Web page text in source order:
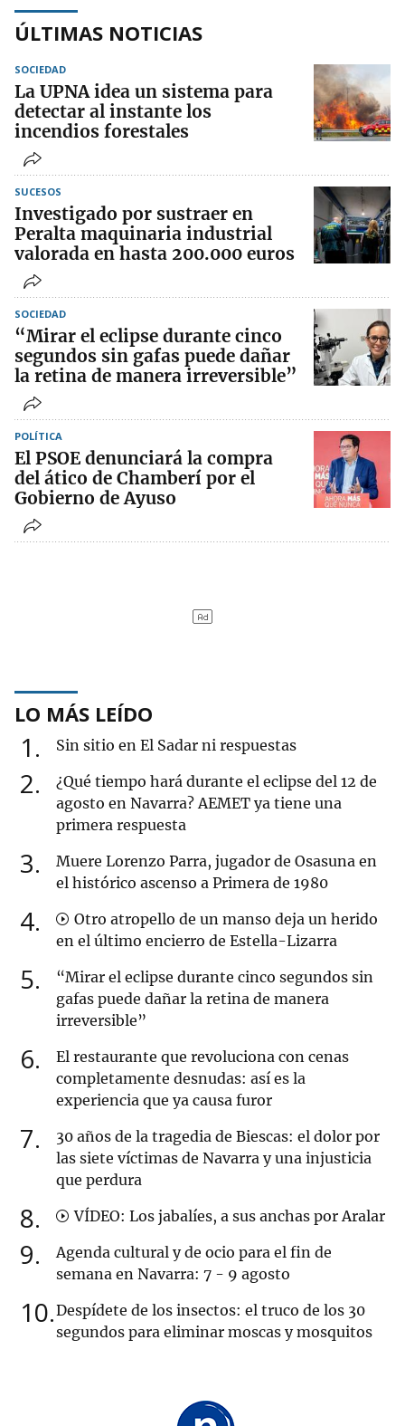
ÚLTIMAS NOTICIAS
SOCIEDAD
La UPNA idea un sistema para
detectar al instante los
incendios forestales
SUCESOS
Investigado por sustraer en
Peralta maquinaria industrial
valorada en hasta 200.000 euros
SOCIEDAD
“Mirar el eclipse durante cinco
segundos sin gafas puede dañar
la retina de manera irreversible”
POLÍTICA
El PSOE denunciará la compra
del ático de Chamberí por el
Gobierno de Ayuso
LO MÁS LEÍDO
1 Sin sitio en El Sadar ni respuestas
2
¿Qué tiempo hará durante el eclipse del 12 de
agosto en Navarra? AEMET ya tiene una
primera respuesta
3
Muere Lorenzo Parra, jugador de Osasuna en
el histórico ascenso a Primera de 1980
4
Otro atropello de un manso deja un herido
en el último encierro de Estella-Lizarra
5
“Mirar el eclipse durante cinco segundos sin
gafas puede dañar la retina de manera
irreversible”
6
El restaurante que revoluciona con cenas
completamente desnudas: así es la
experiencia que ya causa furor
7
30 años de la tragedia de Biescas: el dolor por
las siete víctimas de Navarra y una injusticia
que perdura
8 VÍDEO: Los jabalíes, a sus anchas por Aralar
9
Agenda cultural y de ocio para el fin de
semana en Navarra: 7 - 9 agosto
10 Despídete de los insectos: el truco de los 30
segundos para eliminar moscas y mosquitos